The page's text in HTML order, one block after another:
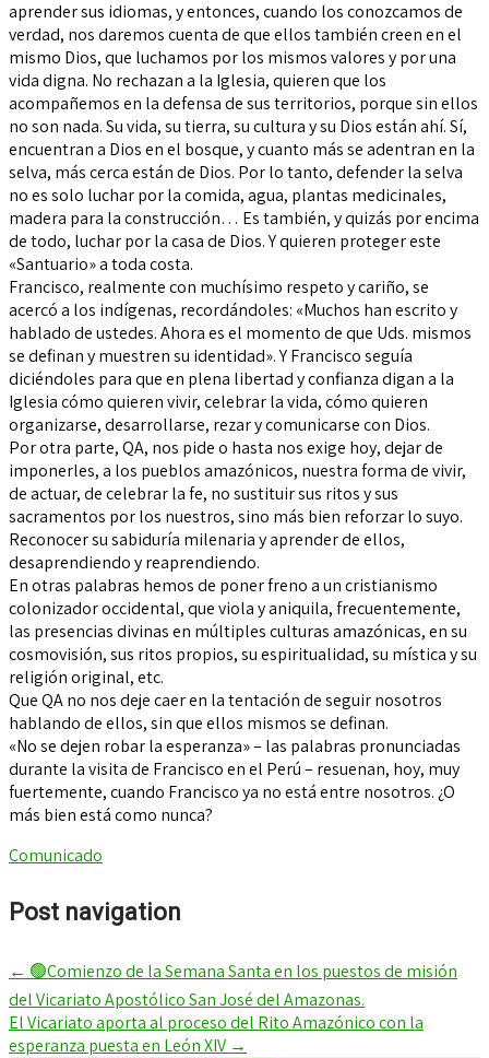
aprender sus idiomas, y entonces, cuando los conozcamos de
verdad, nos daremos cuenta de que ellos también creen en el
mismo Dios, que luchamos por los mismos valores y por una
vida digna. No rechazan a la Iglesia, quieren que los
acompañemos en la defensa de sus territorios, porque sin ellos
no son nada. Su vida, su tierra, su cultura y su Dios están ahí. Sí,
encuentran a Dios en el bosque, y cuanto más se adentran en la
selva, más cerca están de Dios. Por lo tanto, defender la selva
no es solo luchar por la comida, agua, plantas medicinales,
madera para la construcción… Es también, y quizás por encima
de todo, luchar por la casa de Dios. Y quieren proteger este
«Santuario» a toda costa.
Francisco, realmente con muchísimo respeto y cariño, se
acercó a los indígenas, recordándoles: «Muchos han escrito y
hablado de ustedes. Ahora es el momento de que Uds. mismos
se definan y muestren su identidad». Y Francisco seguía
diciéndoles para que en plena libertad y confianza digan a la
Iglesia cómo quieren vivir, celebrar la vida, cómo quieren
organizarse, desarrollarse, rezar y comunicarse con Dios.
Por otra parte, QA, nos pide o hasta nos exige hoy, dejar de
imponerles, a los pueblos amazónicos, nuestra forma de vivir,
de actuar, de celebrar la fe, no sustituir sus ritos y sus
sacramentos por los nuestros, sino más bien reforzar lo suyo.
Reconocer su sabiduría milenaria y aprender de ellos,
desaprendiendo y reaprendiendo.
En otras palabras hemos de poner freno a un cristianismo
colonizador occidental, que viola y aniquila, frecuentemente,
las presencias divinas en múltiples culturas amazónicas, en su
cosmovisión, sus ritos propios, su espiritualidad, su mística y su
religión original, etc.
Que QA no nos deje caer en la tentación de seguir nosotros
hablando de ellos, sin que ellos mismos se definan.
«No se dejen robar la esperanza» – las palabras pronunciadas
durante la visita de Francisco en el Perú – resuenan, hoy, muy
fuertemente, cuando Francisco ya no está entre nosotros. ¿O
más bien está como nunca?
Comunicado
Post navigation
← 🟢Comienzo de la Semana Santa en los puestos de misión
del Vicariato Apostólico San José del Amazonas.
El Vicariato aporta al proceso del Rito Amazónico con la
esperanza puesta en León XIV →